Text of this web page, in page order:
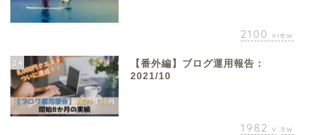
2100 view
24
【番外編】ブログ運用報告：
2021/10
1982 view
ホーム
お金について